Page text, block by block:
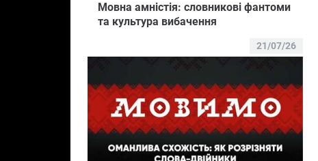
Мовна амністія: словникові фантоми
та культура вибачення
21/07/26